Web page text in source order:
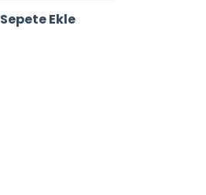
Sepete Ekle